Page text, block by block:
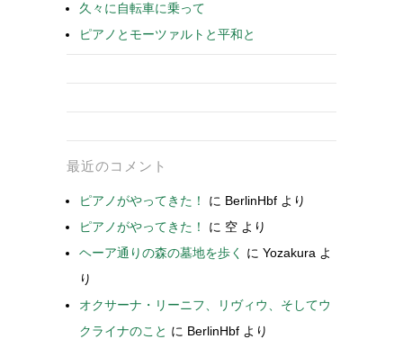
久々に自転車に乗って
ピアノとモーツァルトと平和と
最近のコメント
ピアノがやってきた！ に BerlinHbf より
ピアノがやってきた！
に 空 より
ヘーア通りの森の墓地を歩く
に Yozakura よ
り
オクサーナ・リーニフ、リヴィウ、そしてウ
クライナのこと に BerlinHbf より